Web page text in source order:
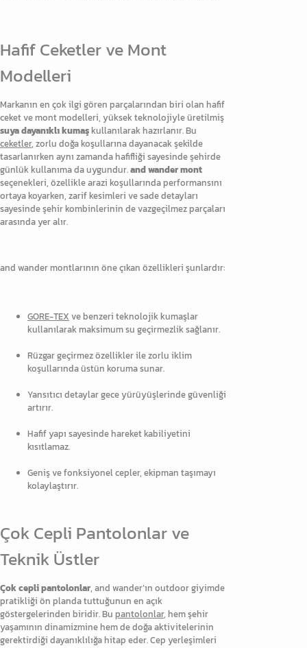
Hafif Ceketler ve Mont
Modelleri
Markanın en çok ilgi gören parçalarından biri olan hafif
ceket ve mont modelleri, yüksek teknolojiyle üretilmiş
suya dayanıklı kumaşkullanılarak hazırlanır. Bu
ceketler, zorlu doğa koşullarına dayanacak şekilde
tasarlanırken aynı zamanda hafifliği sayesinde şehirde
günlük kullanıma da uygundur.and wander mont
seçenekleri, özellikle arazi koşullarında performansını
ortaya koyarken, zarif kesimleri ve sade detayları
sayesinde şehir kombinlerinin de vazgeçilmez parçaları
arasında yer alır.
and wander montlarının öne çıkan özellikleri şunlardır:
GORE-TEX ve benzeri teknolojik kumaşlar
kullanılarak maksimum su geçirmezlik sağlanır.
Rüzgar geçirmez özellikler ile zorlu iklim
koşullarında üstün koruma sunar.
Yansıtıcı detaylar gece yürüyüşlerinde güvenliği
artırır.
Hafif yapı sayesinde hareket kabiliyetini
kısıtlamaz.
Geniş ve fonksiyonel cepler, ekipman taşımayı
kolaylaştırır.
Çok Cepli Pantolonlar ve
Teknik Üstler
Çok cepli pantolonlar, and wander’ın outdoor giyimde
pratikliği ön planda tuttuğunun en açık
göstergelerinden biridir. Bu pantolonlar, hem şehir
yaşamının dinamizmine hem de doğa aktivitelerinin
gerektirdiği dayanıklılığa hitap eder. Cep yerleşimleri